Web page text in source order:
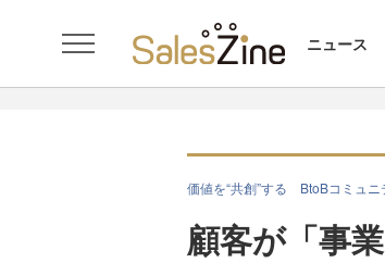
ニュース
価値を“共創”する BtoBコミュニ
顧客が「事